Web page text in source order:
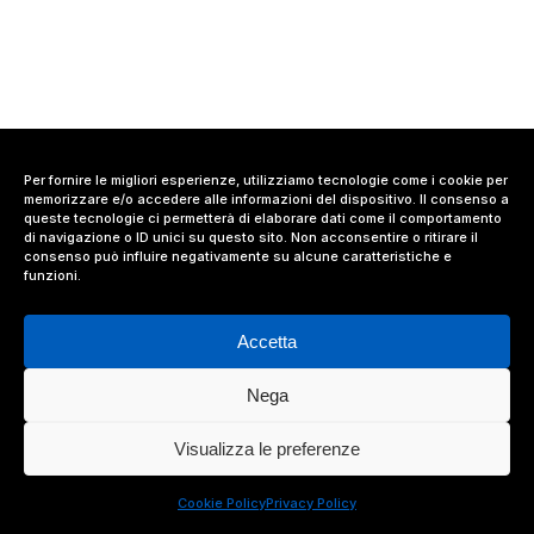
Per fornire le migliori esperienze, utilizziamo tecnologie come i cookie per
memorizzare e/o accedere alle informazioni del dispositivo. Il consenso a
queste tecnologie ci permetterà di elaborare dati come il comportamento
di navigazione o ID unici su questo sito. Non acconsentire o ritirare il
consenso può influire negativamente su alcune caratteristiche e
funzioni.
Accetta
Nega
Visualizza le preferenze
Cookie PolicyPrivacy Policy
© 2024 Value Relations Srl, All Rights Reserved.
instagram